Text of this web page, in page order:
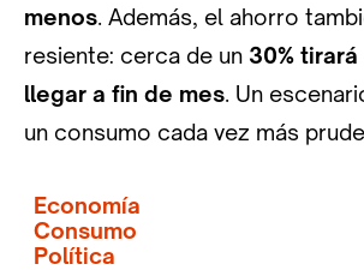
menos. Además, el ahorro
resiente: cerca de un 30%
llegar a fin de mes. Un
un consumo cada vez más
Economía
Consumo
Política